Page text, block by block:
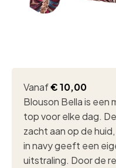
Vanaf€10,00
Blouson Bella is een
top voor elke dag.
zacht aan op de
in navy geeft een
uitstraling. Door de